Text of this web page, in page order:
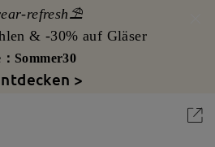
refresh⛱️
& -30% auf Gläser
Sommer30
>